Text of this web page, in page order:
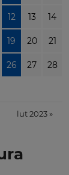
12 13 14
19 20 21
26 27 28
lut 2023 »